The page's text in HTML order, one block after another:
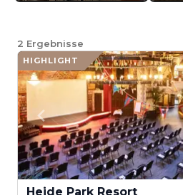
2 Ergebnisse
HIGHLIGHT
Heide Park Resort